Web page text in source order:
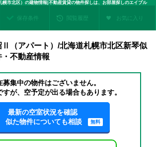
市北区）の建物情報|不動産賃貸の物件探しは、お部屋探しのエイブル
保存条件 閲覧履歴 お気に入り
Ⅱ（アパート）/北海道札幌市北区新琴似
不動産情報
募集中の物件はございません。
すが、空予定が出る場合もあります。
最新の空室状況を確認
似た物件についても相談
無料